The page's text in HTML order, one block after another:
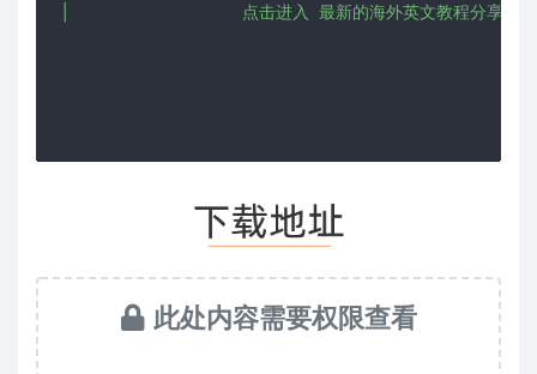
│                  点击进入 最新的海外英文教程分享网 -
此处内容需要权限查看